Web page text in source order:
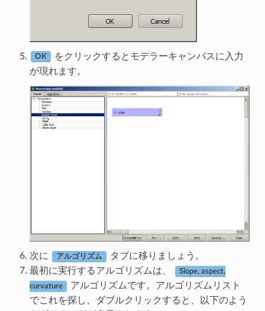
OK
をクリックするとモデラーキャンバスに入力
が現れます。
次に アルゴリズム
タブに移りましょう。
最初に実行するアルゴリズムは、
Slope, aspect,
curvature
アルゴリズムです。アルゴリズムリスト
でこれを探し、ダブルクリックすると、以下のよう